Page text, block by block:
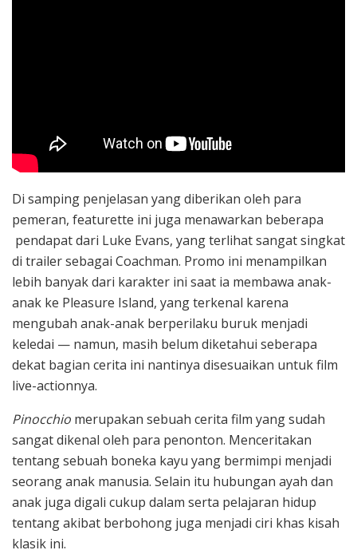
Di samping penjelasan yang diberikan oleh para
pemeran, featurette ini juga menawarkan beberapa
pendapat dari Luke Evans, yang terlihat sangat singkat
di trailer sebagai Coachman. Promo ini menampilkan
lebih banyak dari karakter ini saat ia membawa anak-
anak ke Pleasure Island, yang terkenal karena
mengubah anak-anak berperilaku buruk menjadi
keledai — namun, masih belum diketahui seberapa
dekat bagian cerita ini nantinya disesuaikan untuk film
live-actionnya.
Pinocchio merupakan sebuah cerita film yang sudah
sangat dikenal oleh para penonton. Menceritakan
tentang sebuah boneka kayu yang bermimpi menjadi
seorang anak manusia. Selain itu hubungan ayah dan
anak juga digali cukup dalam serta pelajaran hidup
tentang akibat berbohong juga menjadi ciri khas kisah
klasik ini.